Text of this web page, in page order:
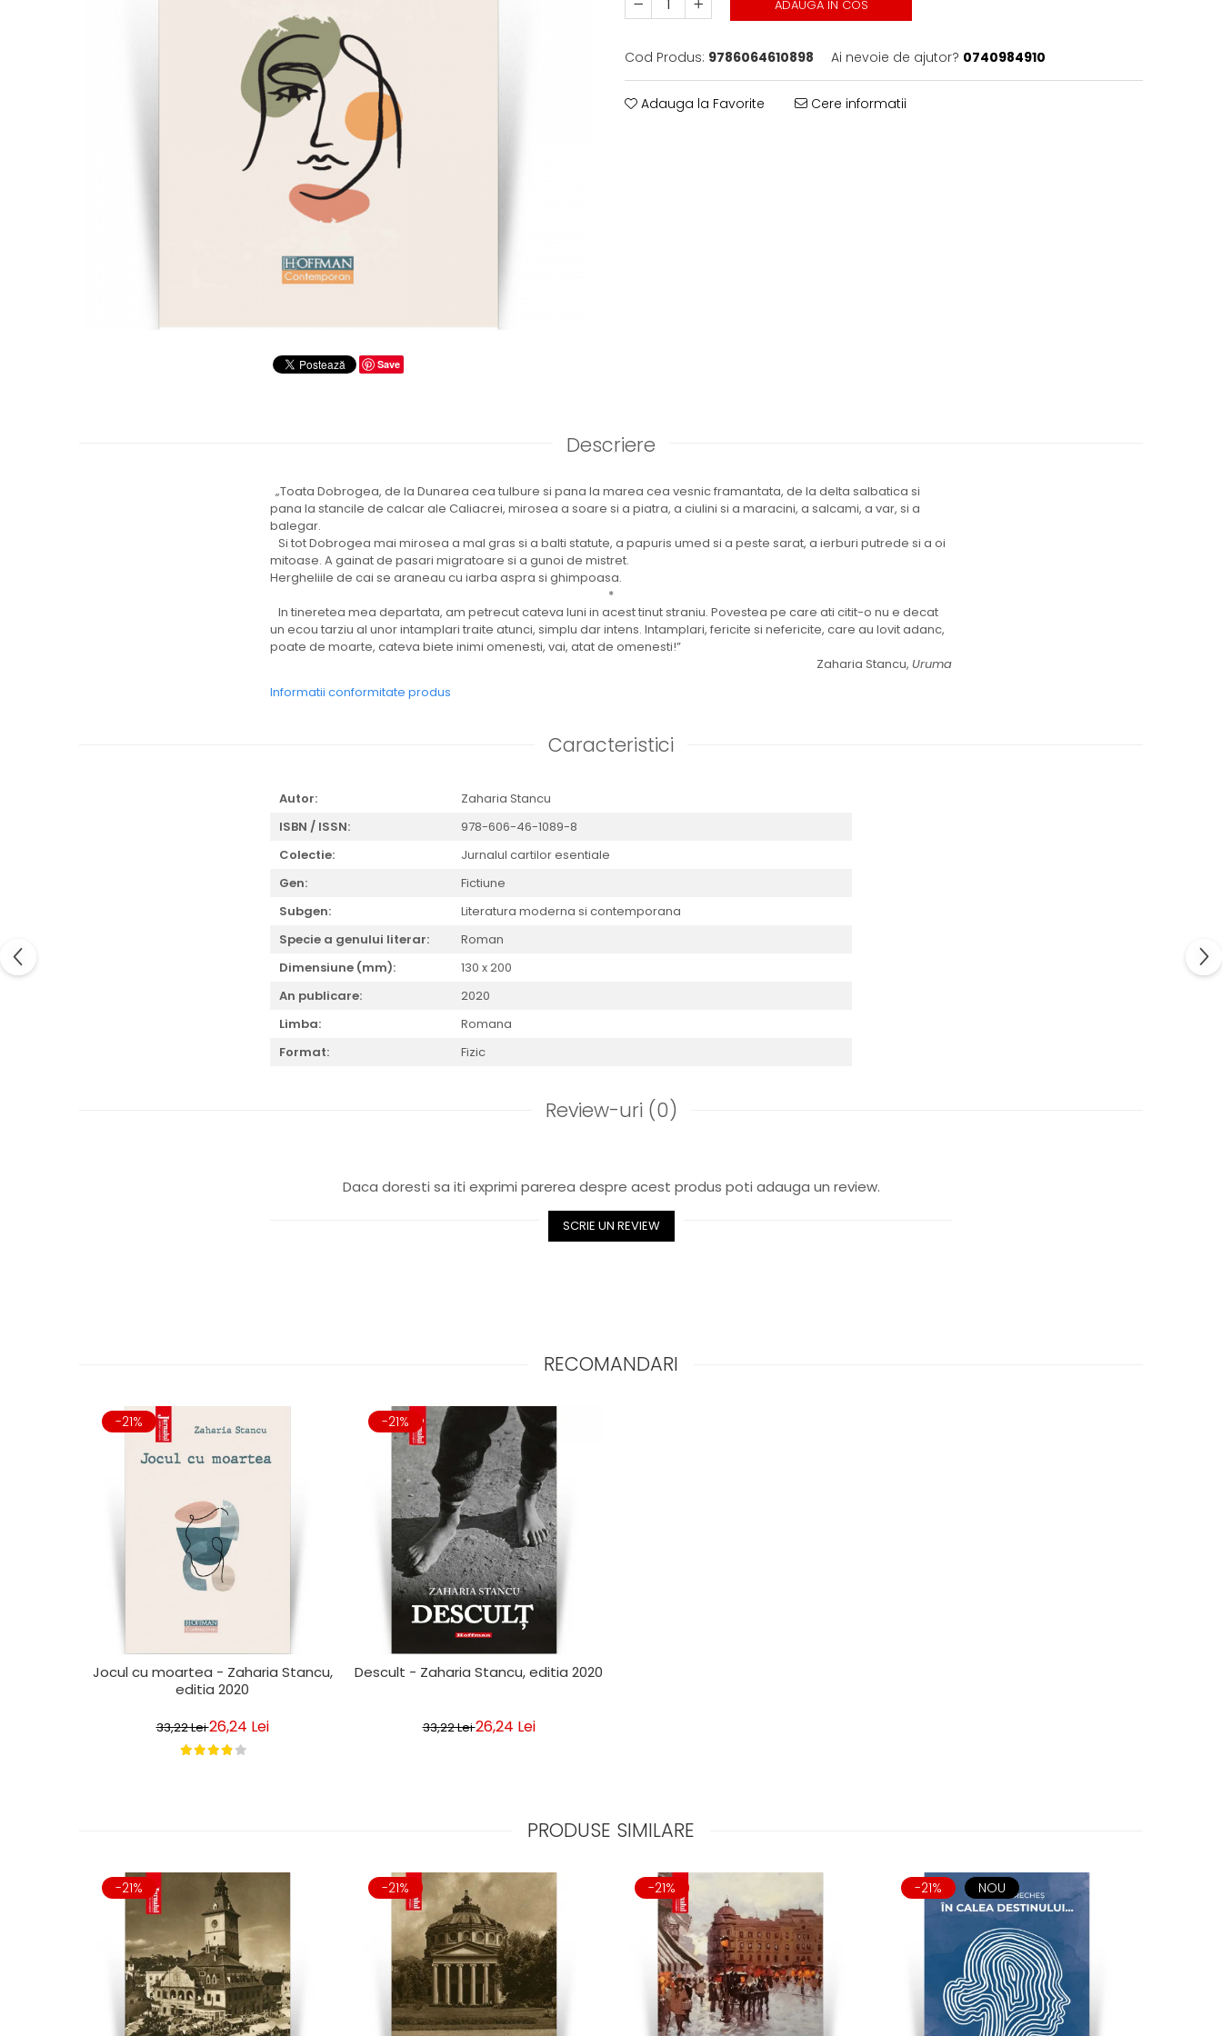
Save
ADAUGA IN COS
Cod Produs: 9786064610898 Ai nevoie de ajutor? 0740984910
Adauga la Favorite Cere informatii
Descriere
„Toata Dobrogea, de la Dunarea cea tulbure si pana la marea cea vesnic framantata, de la delta salbatica si
pana la stancile de calcar ale Caliacrei, mirosea a soare si a piatra, a ciulini si a maracini, a salcami, a var, si a
balegar.
Si tot Dobrogea mai mirosea a mal gras si a balti statute, a papuris umed si a peste sarat, a ierburi putrede si a oi
mitoase. A gainat de pasari migratoare si a gunoi de mistret.
Hergheliile de cai se araneau cu iarba aspra si ghimpoasa.
*
In tineretea mea departata, am petrecut cateva luni in acest tinut straniu. Povestea pe care ati citit-o nu e decat
un ecou tarziu al unor intamplari traite atunci, simplu dar intens. Intamplari, fericite si nefericite, care au lovit adanc,
poate de moarte, cateva biete inimi omenesti, vai, atat de omenesti!”
Zaharia Stancu, Uruma
Informatii conformitate produs
Caracteristici
Autor:
Zaharia Stancu
ISBN / ISSN:
978-606-46-1089-8
Colectie:
Jurnalul cartilor esentiale
Gen:
Fictiune
Subgen:
Literatura moderna si contemporana
Specie a genului literar:
Roman
Dimensiune (mm):
130 x 200
An publicare:
2020
Limba:
Romana
Format:
Fizic
Review-uri (0)
Daca doresti sa iti exprimi parerea despre acest produs poti adauga un review.
SCRIE UN REVIEW
RECOMANDARI
-21%
Jocul cu moartea - Zaharia Stancu,
editia 2020
33,22 Lei26,24 Lei
-21%
Descult - Zaharia Stancu, editia 2020
33,22 Lei26,24 Lei
PRODUSE SIMILARE
-21% -21% -21% -21% NOU